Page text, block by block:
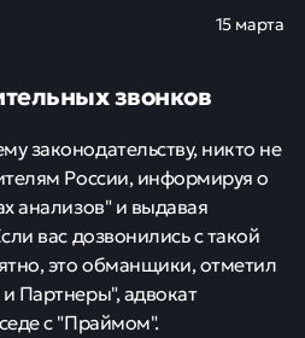
15 марта
звонков
законодательству, никто не
России, информируя о
анализов" и выдавая
вас дозвонились с такой
это обманщики, отметил
Партнеры", адвокат
с "Праймом".